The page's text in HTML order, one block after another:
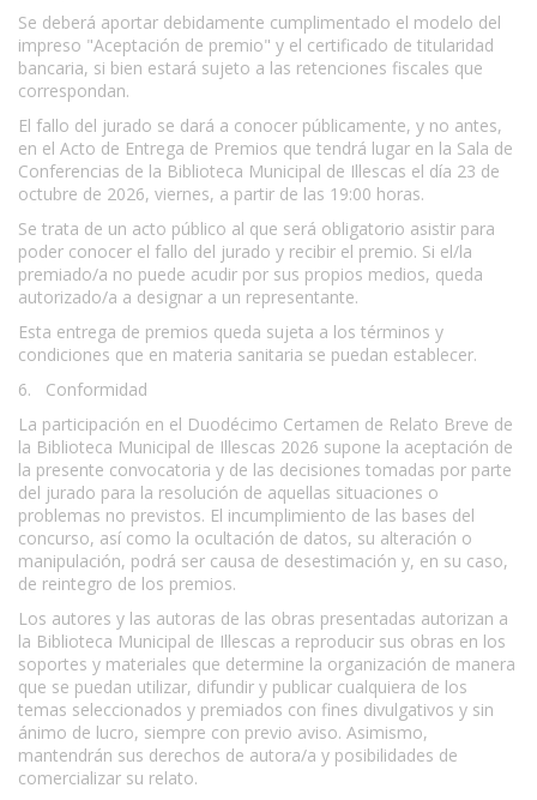
Se deberá aportar debidamente cumplimentado el modelo del
impreso "Aceptación de premio" y el certificado de titularidad
bancaria, si bien estará sujeto a las retenciones fiscales que
correspondan.
El fallo del jurado se dará a conocer públicamente, y no antes,
en el Acto de Entrega de Premios que tendrá lugar en la Sala de
Conferencias de la Biblioteca Municipal de Illescas el día 23 de
octubre de 2026, viernes, a partir de las 19:00 horas.
Se trata de un acto público al que será obligatorio asistir para
poder conocer el fallo del jurado y recibir el premio. Si el/la
premiado/a no puede acudir por sus propios medios, queda
autorizado/a a designar a un representante.
Esta entrega de premios queda sujeta a los términos y
condiciones que en materia sanitaria se puedan establecer.
6. Conformidad
La participación en el Duodécimo Certamen de Relato Breve de
la Biblioteca Municipal de Illescas 2026 supone la aceptación de
la presente convocatoria y de las decisiones tomadas por parte
del jurado para la resolución de aquellas situaciones o
problemas no previstos. El incumplimiento de las bases del
concurso, así como la ocultación de datos, su alteración o
manipulación, podrá ser causa de desestimación y, en su caso,
de reintegro de los premios.
Los autores y las autoras de las obras presentadas autorizan a
la Biblioteca Municipal de Illescas a reproducir sus obras en los
soportes y materiales que determine la organización de manera
que se puedan utilizar, difundir y publicar cualquiera de los
temas seleccionados y premiados con fines divulgativos y sin
ánimo de lucro, siempre con previo aviso. Asimismo,
mantendrán sus derechos de autora/a y posibilidades de
comercializar su relato.